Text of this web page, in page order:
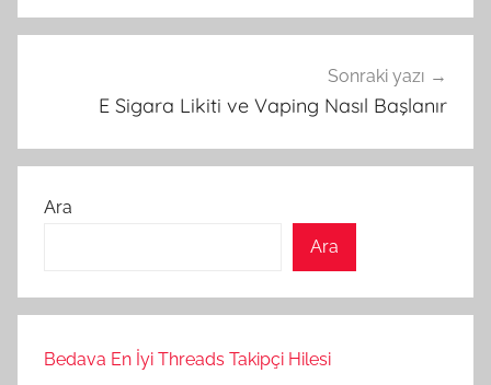
Sonraki yazı
E Sigara Likiti ve Vaping Nasıl Başlanır
Ara
Ara
Bedava En İyi Threads Takipçi Hilesi